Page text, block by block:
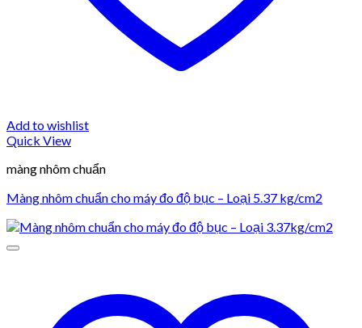
Add to wishlist
Quick View
màng nhôm chuẩn
Màng nhôm chuẩn cho máy đo độ bục – Loại 5.37 kg/cm2